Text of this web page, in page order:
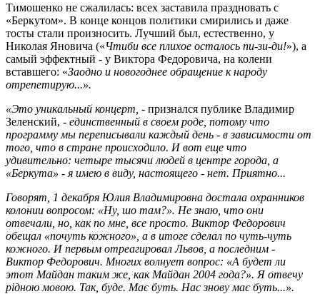
Тимошенко не сжалилась: всех заставила праздновать с
«Беркутом». В конце концов политики смирились и даже
тосты стали произносить. Лучший был, естественно, у
Николая Яновича («Чтиби все плихое осталось пи-зи-ди!»), а
самый эффектный - у Виктора Федоровича, на колени
вставшего: «Заодно и новогоднее обращение к народу
отрепетирую...».
«Это уникальный концерт, - признался публике Владимир
Зеленский, - единст­венный в своем роде, потому что
программу мы переписывали каждый день - в зависимости от
того, что в стране происходило. И вот еще что
удивительно: четыре тысячи людей в центре города, а
«Беркута» - я имею в виду, настоящего - нет. Приятно...
Говорят, 1 декабря Юлия Владимировна достала охранников
колонии вопросом: «Ну, шо там?». Не знаю, что они
отвечали, но, как по мне, все просто. Виктор Федорович
обещал «почуть кожного», а в итоге сделал по чуть-чуть
кожного. И первым отреагировал Львов, а последним -
Виктор Федорович. Многих волнует вопрос: «А будет ли
этот Майдан таким же, как Майдан 2004 года?». Я отвечу
рідною мовою. Так, буде. Має буть. Нас знову має буть...».